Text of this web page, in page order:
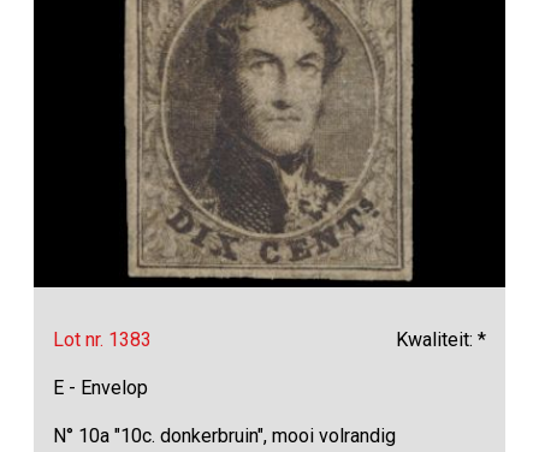
Lot nr. 1383 Kwaliteit: *
E - Envelop
N° 10a "10c. donkerbruin", mooi volrandig